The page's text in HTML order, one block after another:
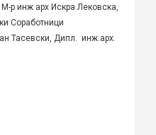
р инж арх Искра Лековска,
Соработници
Тасевски, Дипл. инж.арх.